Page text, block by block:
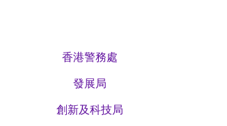
香港警務處
發展局
創新及科技局